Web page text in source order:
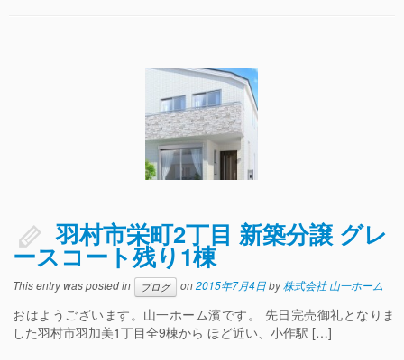
羽村市栄町2丁目 新築分譲 グレ
ースコート残り1棟
This entry was posted in ブログ on2015年7月4日by株式会社 山一ホーム
おはようございます。山一ホーム濱です。 先日完売御礼となりま
した羽村市羽加美1丁目全9棟から ほど近い、小作駅 […]